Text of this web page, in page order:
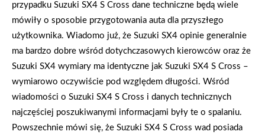
przypadku Suzuki SX4 S Cross dane techniczne będą wiele
mówiły o sposobie przygotowania auta dla przyszłego
użytkownika. Wiadomo już, że Suzuki SX4 opinie generalnie
ma bardzo dobre wśród dotychczasowych kierowców oraz że
Suzuki SX4 wymiary ma identyczne jak Suzuki SX4 S Cross –
wymiarowo oczywiście pod względem długości. Wśród
wiadomości o Suzuki SX4 S Cross i danych technicznych
najczęściej poszukiwanymi informacjami były te o spalaniu.
Powszechnie mówi się, że Suzuki SX4 S Cross wad posiada